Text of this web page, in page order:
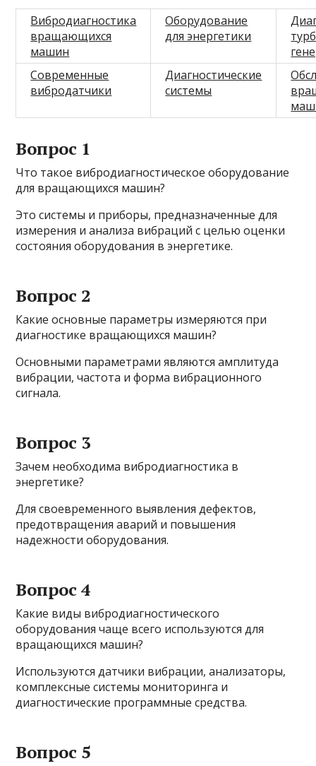
Вибродиагностика
вращающихся
машин
Оборудование
для энергетики
Современные
вибродатчики
Диагностические
системы
Вопрос 1
Что такое вибродиагностическое оборудование
для вращающихся машин?
Это системы и приборы, предназначенные для
измерения и анализа вибраций с целью оценки
состояния оборудования в энергетике.
Вопрос 2
Какие основные параметры измеряются при
диагностике вращающихся машин?
Основными параметрами являются амплитуда
вибрации, частота и форма вибрационного
сигнала.
Вопрос 3
Зачем необходима вибродиагностика в
энергетике?
Для своевременного выявления дефектов,
предотвращения аварий и повышения
надежности оборудования.
Вопрос 4
Какие виды вибродиагностического
оборудования чаще всего используются для
вращающихся машин?
Используются датчики вибрации, анализаторы,
комплексные системы мониторинга и
диагностические программные средства.
Вопрос 5